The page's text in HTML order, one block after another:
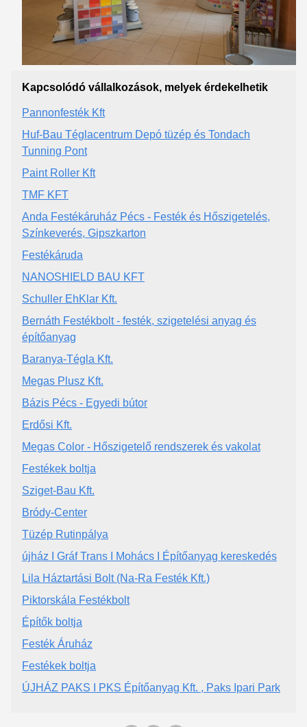
Kapcsolódó vállalkozások, melyek érdekelhetik
Pannonfesték Kft
Huf-Bau Téglacentrum Depó tüzép és Tondach
Tunning Pont
Paint Roller Kft
TMF KFT
Anda Festékáruház Pécs - Festék és Hőszigetelés,
Színkeverés, Gipszkarton
Festékáruda
NANOSHIELD BAU KFT
Schuller EhKlar Kft.
Bernáth Festékbolt - festék, szigetelési anyag és
építőanyag
Baranya-Tégla Kft.
Megas Plusz Kft.
Bázis Pécs - Egyedi bútor
Erdősi Kft.
Megas Color - Hőszigetelő rendszerek és vakolat
Festékek boltja
Sziget-Bau Kft.
Bródy-Center
Tüzép Rutinpálya
újház I Gráf Trans I Mohács I Építőanyag kereskedés
Lila Háztartási Bolt (Na-Ra Festék Kft.)
Piktorskála Festékbolt
Építők boltja
Festék Áruház
Festékek boltja
ÚJHÁZ PAKS I PKS Építőanyag Kft. , Paks Ipari Park